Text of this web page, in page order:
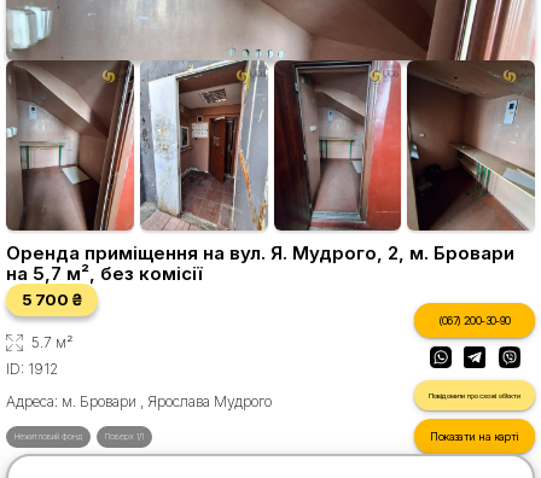
Оренда приміщення на вул. Я. Мудрого, 2, м. Бровари
на 5,7 м², без комісії
5 700 ₴
5.7 м²
ID: 1912
Адреса: м. Бровари , Ярослава Мудрого
(067) 200-30-90
Повідомити про схожі об'єкти
Показати на карті
Нежитловий фонд Поверх 1/1